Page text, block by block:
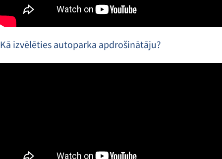
Kā izvēlēties autoparka apdrošinātāju?